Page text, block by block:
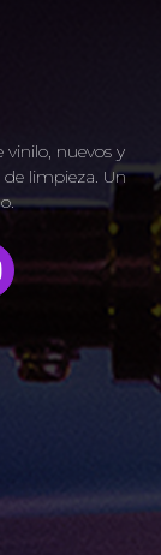
vinilo, nuevos y
de limpieza. Un